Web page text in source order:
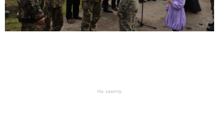
На замітку